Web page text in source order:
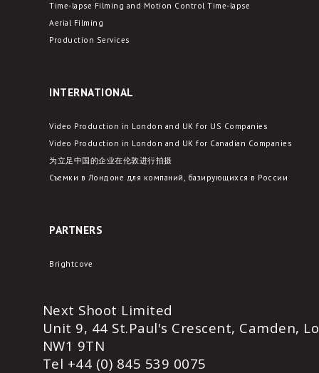
Time-lapse Filming and Motion Control Time-lapse
Aerial Filming
Production Services
INTERNATIONAL
Video Production in London and UK for US Companies
Video Production in London and UK for Canadian Companies
为立足中国的企业在伦敦进行拍摄
Съемки в Лондоне для компаний, базирующихся в России
PARTNERS
Brightcove
Next Shoot Limited
Unit 9, 44 St.Paul's Crescent, Camden,
NW1 9TN
Tel +44 (0) 845 539 0075